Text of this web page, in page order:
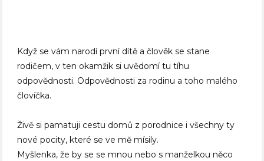
Když se vám narodí první dítě a člověk se stane
rodičem, v ten okamžik si uvědomí tu tíhu
odpovědnosti. Odpovědnosti za rodinu a toho malého
človíčka.
Živě si pamatuji cestu domů z porodnice i všechny ty
nové pocity, které se ve mě mísily.
Myšlenka, že by se se mnou nebo s manželkou něco